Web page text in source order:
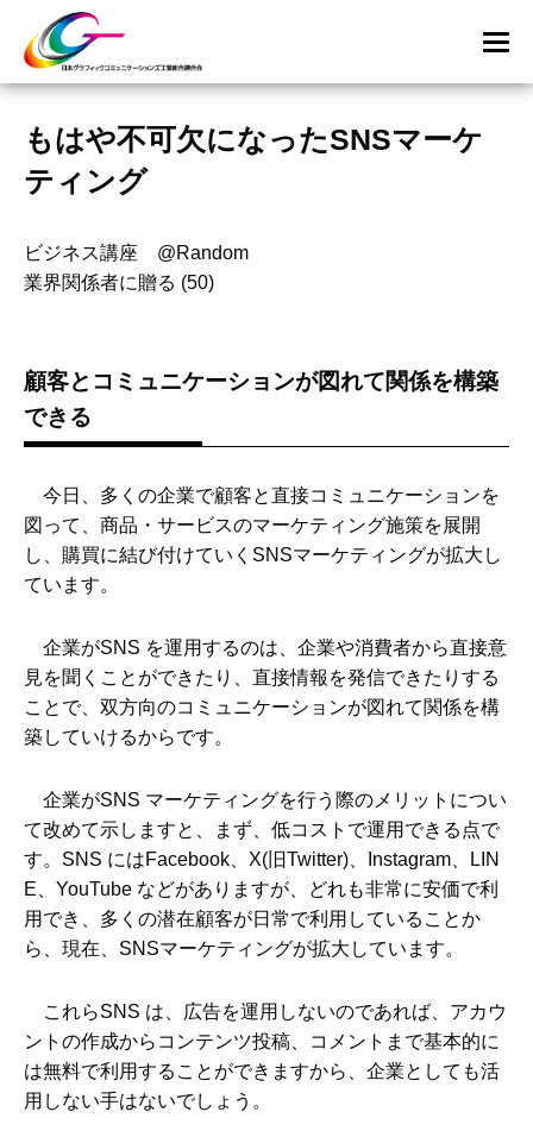
もはや不可欠になったSNSマーケ
ティング
ビジネス講座 @Random
業界関係者に贈る (50)
顧客とコミュニケーションが図れて関係を構築
できる
今日、多くの企業で顧客と直接コミュニケーションを
図って、商品・サービスのマーケティング施策を展開
し、購買に結び付けていくSNSマーケティングが拡大し
ています。
企業がSNS を運用するのは、企業や消費者から直接意
見を聞くことができたり、直接情報を発信できたりする
ことで、双方向のコミュニケーションが図れて関係を構
築していけるからです。
企業がSNS マーケティングを行う際のメリットについ
て改めて示しますと、まず、低コストで運用できる点で
す。SNS にはFacebook、X(旧Twitter)、Instagram、LIN
E、YouTube などがありますが、どれも非常に安価で利
用でき、多くの潜在顧客が日常で利用していることか
ら、現在、SNSマーケティングが拡大しています。
これらSNS は、広告を運用しないのであれば、アカウ
ントの作成からコンテンツ投稿、コメントまで基本的に
は無料で利用することができますから、企業としても活
用しない手はないでしょう。